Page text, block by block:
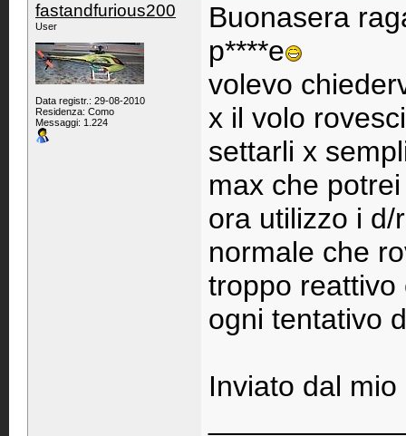
fastandfurious200
User
Data registr.: 29-08-2010
Residenza: Como
Messaggi: 1.224
Buonasera
p****e
volevo
x il volo
settarli x
max che
ora utilizzo i
normale che
troppo
ogni tentativo
Inviato dal